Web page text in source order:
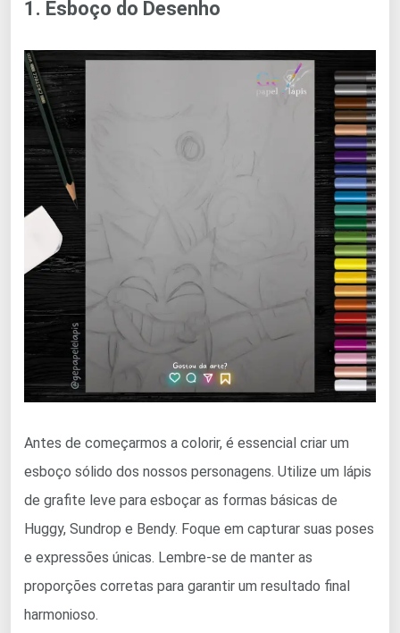
1. Esboço do Desenho
Antes de começarmos a colorir, é essencial criar um
esboço sólido dos nossos personagens. Utilize um lápis
de grafite leve para esboçar as formas básicas de
Huggy, Sundrop e Bendy. Foque em capturar suas poses
e expressões únicas. Lembre-se de manter as
proporções corretas para garantir um resultado final
harmonioso.